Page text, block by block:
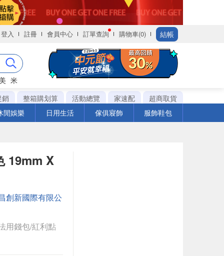
登入 註冊 會員中心 訂單查詢 購物車(0) 結帳
米
銷
整箱購划算 活動總覽 家速配
超商取貨
閒娛樂
日用生活 傢俱寢飾 服飾鞋包
19mm X
創新國際有限公
用錢包/紅利點